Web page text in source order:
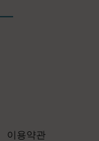
이용약관